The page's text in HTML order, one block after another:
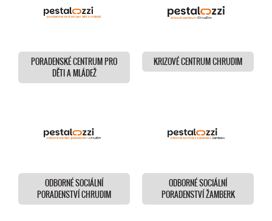
PORADENSKÉ CENTRUM PRO
DĚTI A MLÁDEŽ
KRIZOVÉ CENTRUM CHRUDIM
ODBORNÉ SOCIÁLNÍ
PORADENSTVÍ CHRUDIM
ODBORNÉ SOCIÁLNÍ
PORADENSTVÍ ŽAMBERK